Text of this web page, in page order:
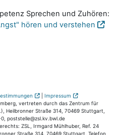
Sprechen und Zuhören:
hören und verstehen
| Impressum
vertreten durch das Zentrum für
Heilbronner Straße 314, 70469 Stuttgart,
poststelle@zsl.kv.bwl.de
ZSL, Irmgard Mühlhuber, Ref. 24
Straße 314, 70469 Stuttgart, Telefon